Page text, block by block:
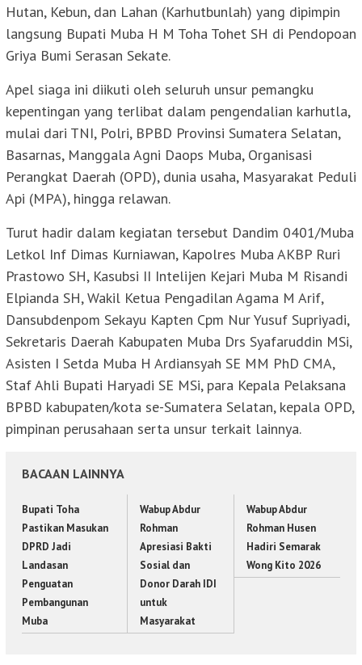
Hutan, Kebun, dan Lahan (Karhutbunlah) yang dipimpin
langsung Bupati Muba H M Toha Tohet SH di Pendopoan
Griya Bumi Serasan Sekate.
Apel siaga ini diikuti oleh seluruh unsur pemangku
kepentingan yang terlibat dalam pengendalian karhutla,
mulai dari TNI, Polri, BPBD Provinsi Sumatera Selatan,
Basarnas, Manggala Agni Daops Muba, Organisasi
Perangkat Daerah (OPD), dunia usaha, Masyarakat Peduli
Api (MPA), hingga relawan.
Turut hadir dalam kegiatan tersebut Dandim 0401/Muba
Letkol Inf Dimas Kurniawan, Kapolres Muba AKBP Ruri
Prastowo SH, Kasubsi II Intelijen Kejari Muba M Risandi
Elpianda SH, Wakil Ketua Pengadilan Agama M Arif,
Dansubdenpom Sekayu Kapten Cpm Nur Yusuf Supriyadi,
Sekretaris Daerah Kabupaten Muba Drs Syafaruddin MSi,
Asisten I Setda Muba H Ardiansyah SE MM PhD CMA,
Staf Ahli Bupati Haryadi SE MSi, para Kepala Pelaksana
BPBD kabupaten/kota se-Sumatera Selatan, kepala OPD,
pimpinan perusahaan serta unsur terkait lainnya.
BACAAN LAINNYA
Bupati Toha
Pastikan Masukan
DPRD Jadi
Landasan
Penguatan
Pembangunan
Muba
Wabup Abdur
Rohman
Apresiasi Bakti
Sosial dan
Donor Darah IDI
untuk
Masyarakat
Wabup Abdur
Rohman Husen
Hadiri Semarak
Wong Kito 2026